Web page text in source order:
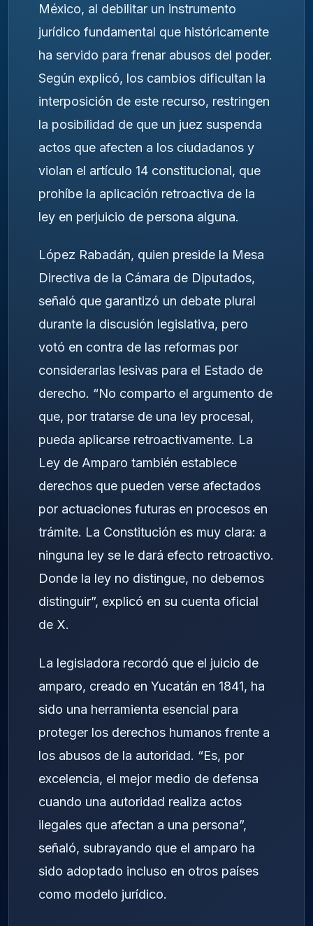
México, al debilitar un instrumento
jurídico fundamental que históricamente
ha servido para frenar abusos del poder.
Según explicó, los cambios dificultan la
interposición de este recurso, restringen
la posibilidad de que un juez suspenda
actos que afecten a los ciudadanos y
violan el artículo 14 constitucional, que
prohíbe la aplicación retroactiva de la
ley en perjuicio de persona alguna.
López Rabadán, quien preside la Mesa
Directiva de la Cámara de Diputados,
señaló que garantizó un debate plural
durante la discusión legislativa, pero
votó en contra de las reformas por
considerarlas lesivas para el Estado de
derecho. “No comparto el argumento de
que, por tratarse de una ley procesal,
pueda aplicarse retroactivamente. La
Ley de Amparo también establece
derechos que pueden verse afectados
por actuaciones futuras en procesos en
trámite. La Constitución es muy clara: a
ninguna ley se le dará efecto retroactivo.
Donde la ley no distingue, no debemos
distinguir”, explicó en su cuenta oficial
de X.
La legisladora recordó que el juicio de
amparo, creado en Yucatán en 1841, ha
sido una herramienta esencial para
proteger los derechos humanos frente a
los abusos de la autoridad. “Es, por
excelencia, el mejor medio de defensa
cuando una autoridad realiza actos
ilegales que afectan a una persona”,
señaló, subrayando que el amparo ha
sido adoptado incluso en otros países
como modelo jurídico.